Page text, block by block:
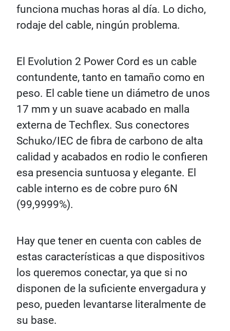
funciona muchas horas al día. Lo dicho,
rodaje del cable, ningún problema.
El Evolution 2 Power Cord es un cable
contundente, tanto en tamaño como en
peso. El cable tiene un diámetro de unos
17 mm y un suave acabado en malla
externa de Techflex. Sus conectores
Schuko/IEC de fibra de carbono de alta
calidad y acabados en rodio le confieren
esa presencia suntuosa y elegante. El
cable interno es de cobre puro 6N
(99,9999%).
Hay que tener en cuenta con cables de
estas características a que dispositivos
los queremos conectar, ya que si no
disponen de la suficiente envergadura y
peso, pueden levantarse literalmente de
su base.